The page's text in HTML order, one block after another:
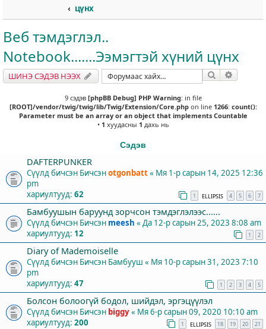
цүнх
Веб тэмдэглэл..
Notebook.......Ээмэгтэй хүний цүнх
ШИНЭ СЭДЭВ НЭЭХ Хайлт
9 сэдэв [phpBB Debug] PHP Warning: in file
[ROOT]/vendor/twig/twig/lib/Twig/Extension/Core.phpon line 1266: count():
Parameter must be an array or an object that implements Countable
• 1 хуудасны 1 дахь нь
Сэдэв
DAFTERPUNKER
Сүүлд бичсэн Бичсэнotgonbatt« Мя 1-р сарын 14, 2025 12:36
pm
хариултууд: 62 1 ELLIPSIS 4 5 6 7
Бамбуушын баруунд зорчсон тэмдэглэлээс......
Сүүлд бичсэн Бичсэн meesh « Да 12-р сарын 25, 2023 8:08 am
хариултууд: 12 1 2
Diary of Mademoiselle
Сүүлд бичсэн Бичсэн Бамбууш « Мя 10-р сарын 31, 2023 7:10
pm
хариултууд: 47 1 2 3 4 5
Болсон болоогүй бодол, шийдэл, эргэцүүлэл
Сүүлд бичсэн Бичсэн biggy« Мя 6-р сарын 09, 2020 10:10 am
хариултууд: 200 1 ELLIPSIS 18 19 20 21